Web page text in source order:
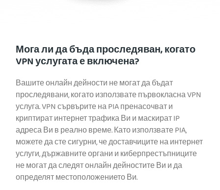
Мога ли да бъда проследяван, когато
VPN услугата е включена?
Вашите онлайн дейности не могат да бъдат
проследявани, когато използвате първокласна VPN
услуга. VPN сървърите на PIA пренасочват и
криптират интернет трафика Ви и маскират IP
адреса Ви в реално време. Като използвате PIA,
можете да сте сигурни, че доставчиците на интернет
услуги, държавните органи и киберпрестъпниците
не могат да следят онлайн дейностите Ви и да
определят местоположението Ви.